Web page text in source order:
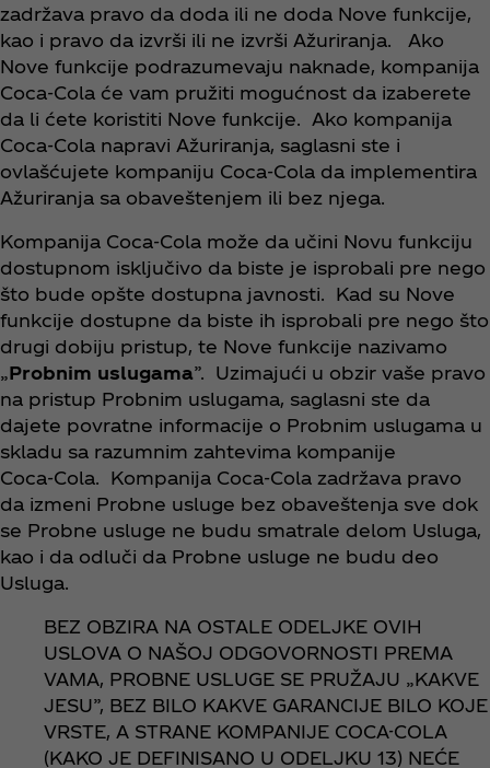
zadržava pravo da doda ili ne doda Nove funkcije,
kao i pravo da izvrši ili ne izvrši Ažuriranja. Ako
Nove funkcije podrazumevaju naknade, kompanija
Coca‑Cola će vam pružiti mogućnost da izaberete
da li ćete koristiti Nove funkcije. Ako kompanija
Coca‑Cola napravi Ažuriranja, saglasni ste i
ovlašćujete kompaniju Coca‑Cola da implementira
Ažuriranja sa obaveštenjem ili bez njega.
Kompanija Coca‑Cola može da učini Novu funkciju
dostupnom isključivo da biste je isprobali pre nego
što bude opšte dostupna javnosti. Kad su Nove
funkcije dostupne da biste ih isprobali pre nego što
drugi dobiju pristup, te Nove funkcije nazivamo
„Probnim uslugama”. Uzimajući u obzir vaše pravo
na pristup Probnim uslugama, saglasni ste da
dajete povratne informacije o Probnim uslugama u
skladu sa razumnim zahtevima kompanije
Coca‑Cola. Kompanija Coca‑Cola zadržava pravo
da izmeni Probne usluge bez obaveštenja sve dok
se Probne usluge ne budu smatrale delom Usluga,
kao i da odluči da Probne usluge ne budu deo
Usluga.
BEZ OBZIRA NA OSTALE ODELJKE OVIH
USLOVA O NAŠOJ ODGOVORNOSTI PREMA
VAMA, PROBNE USLUGE SE PRUŽAJU „KAKVE
JESU”, BEZ BILO KAKVE GARANCIJE BILO KOJE
VRSTE, A STRANE KOMPANIJE COCA-COLA
(KAKO JE DEFINISANO U ODELJKU 13) NEĆE